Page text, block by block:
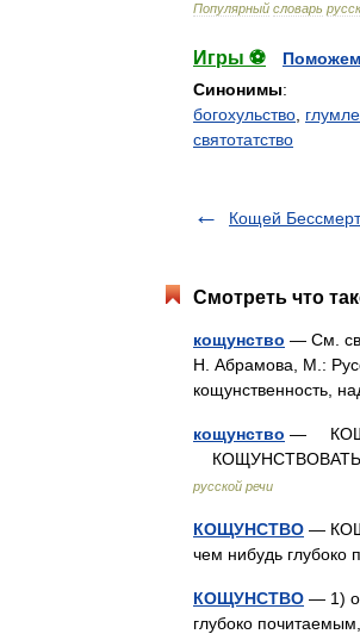
Популярный словарь
Игры ⚽
Синонимы:
богохульство
святотатство
Кощей
Смотреть что
кощунство — См.
Н. Абрамова, М.:
кощунственность,
кощунство —
КОЩУНСТВОВАТЬ,
русской речи
КОЩУНСТВО —
чем нибудь глубоко
КОЩУНСТВО — 1)
глубоко